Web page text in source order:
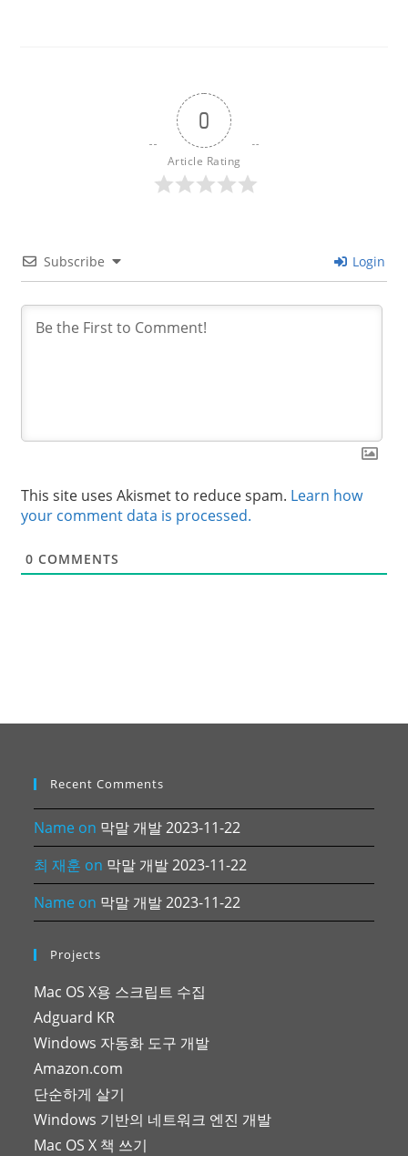
0
Article Rating
Subscribe Login
This site uses Akismet to reduce spam. Learn how
your comment data is processed.
0 COMMENTS
Recent Comments
Name on 막말 개발 2023-11-22
최 재훈 on 막말 개발 2023-11-22
Name on 막말 개발 2023-11-22
Projects
Mac OS X용 스크립트 수집
Adguard KR
Windows 자동화 도구 개발
Amazon.com
단순하게 살기
Windows 기반의 네트워크 엔진 개발
Mac OS X 책 쓰기